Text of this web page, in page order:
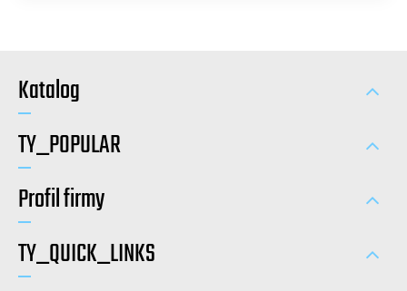
Katalog
TY_POPULAR
Profil firmy
TY_QUICK_LINKS